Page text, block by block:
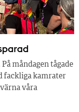
måndagen tågade
fackliga kamrater
våra